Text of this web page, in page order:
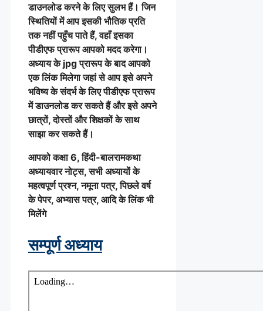
डाउनलोड करने के लिए सुलभ हैं। जिन
स्थितियों में आप इसकी भौतिक प्रति
तक नहीं पहुँच पाते हैं, वहाँ इसका
पीडीएफ प्रारूप आपको मदद करेगा।
अध्याय के jpg प्रारूप के बाद आपको
एक लिंक मिलेगा जहां से आप इसे अपने
भविष्य के संदर्भ के लिए पीडीएफ प्रारूप
में डाउनलोड कर सकते हैं और इसे अपने
छात्रों, दोस्तों और शिक्षकों के साथ
साझा कर सकते हैं।
आपको कक्षा 6, हिंदी-बालरामकथा
अध्यायवार नोट्स, सभी अध्यायों के
महत्वपूर्ण प्रश्न, नमूना पत्र, पिछले वर्ष
के पेपर, अभ्यास पत्र, आदि के लिंक भी
मिलेंगे
सम्पूर्ण अध्याय